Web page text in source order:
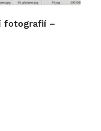
fotografií –